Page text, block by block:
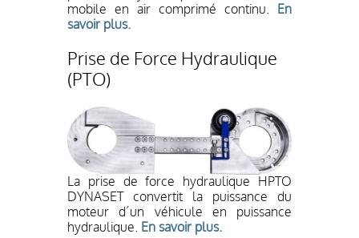
mobile en air comprimé continu. En
savoir plus.
Prise de Force Hydraulique
(PTO)
La prise de force hydraulique HPTO
DYNASET convertit la puissance du
moteur d´un véhicule en puissance
hydraulique. En savoir plus.